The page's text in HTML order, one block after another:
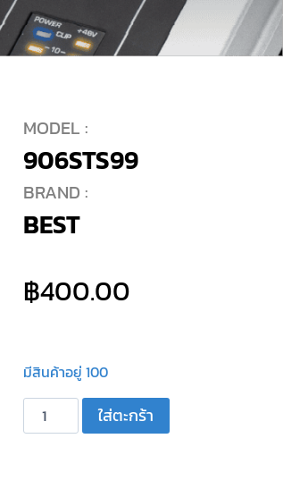
MODEL :
906STS99
BRAND :
BEST
฿400.00
มีสินค้าอยู่ 100
จำนวน
ขา
ใส่ตะกร้า